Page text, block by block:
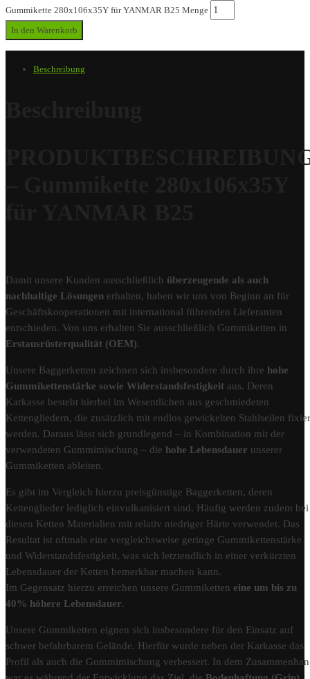
Gummikette 280x106x35Y für YANMAR B25 Menge
In den Warenkorb
Beschreibung
Damit unsere Kunden ausschließlich überzeugende als auch
nachhaltige Lösungen erhalten, haben wir uns von Beginn an für
Geschäftskooperationen mit international führenden Lieferanten
entschieden. Von uns erhalten Sie ausschließlich Gummiketten in
Erstausrüsterqualität (OEM).
Unsere Baggerketten zeichnen sich insbesondere durch ihre hohe
Gummikettenstärke sowie Widerstandsfestigkeit aus. Deren
Karkasse besteht hierbei im Wesentlichen aus geschmiedeten
Kettengliedern, die zusätzlich mit endlos gewickelten Stahlseilen
werden. Daraus lässt sich grundlegend – in Kombination mit der
verwendeten Gummimischung – die hohe Lebensdauer unserer
Gummiketten ableiten.
Es gibt im Vergleich hierzu preisgünstige Baggerketten, deren
Kettenglieder lediglich einvulkanisiert sind. Häufig werden zudem bei
diesen Ketten Materialien mit relativ niedriger Härte verwendet. Das
Resultat ist oftmals eine vergleichsweise geringe Gummikettenstärke
und Widerstandsfestigkeit, was sich letztendlich in einer verkürzten
Lebensdauer der Ketten bemerkbar machen kann.
Im Gegensatz hierzu erreichen unsere Gummiketten eine um bis zu
40% höhere Lebensdauer.
Unsere Gummiketten eignen sich insbesondere für den Einsatz auf
schwer befahrbarem Gelände. Hierfür wurde neben der Karkasse das
Profil als auch die Gummimischung verbessert. In dem